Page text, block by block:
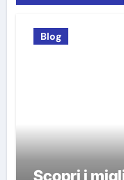
Blog
Scopri i